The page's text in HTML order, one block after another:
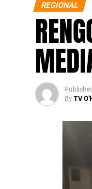
REGIONAL
ByTV